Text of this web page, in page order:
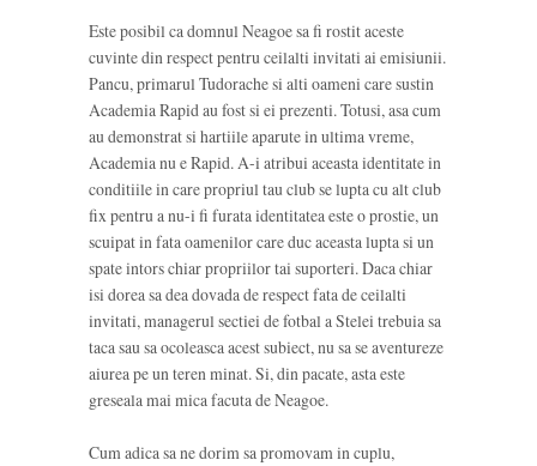
Este posibil ca domnul Neagoe sa fi rostit aceste
cuvinte din respect pentru ceilalti invitati ai emisiunii.
Pancu, primarul Tudorache si alti oameni care sustin
Academia Rapid au fost si ei prezenti. Totusi, asa cum
au demonstrat si hartiile aparute in ultima vreme,
Academia nu e Rapid. A-i atribui aceasta identitate in
conditiile in care propriul tau club se lupta cu alt club
fix pentru a nu-i fi furata identitatea este o prostie, un
scuipat in fata oamenilor care duc aceasta lupta si un
spate intors chiar propriilor tai suporteri. Daca chiar
isi dorea sa dea dovada de respect fata de ceilalti
invitati, managerul sectiei de fotbal a Stelei trebuia sa
taca sau sa ocoleasca acest subiect, nu sa se aventureze
aiurea pe un teren minat. Si, din pacate, asta este
greseala mai mica facuta de Neagoe.
Cum adica sa ne dorim sa promovam in cuplu,